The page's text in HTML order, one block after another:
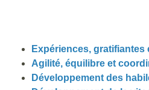
Expériences,
Agilité, équilibre et
Développement des